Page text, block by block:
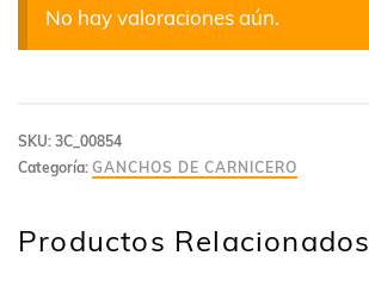
No hay valoraciones aún.
SKU: 3C_00854
Categoría: GANCHOS DE CARNICERO
Productos Relacionados